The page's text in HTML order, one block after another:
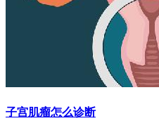
子宫肌瘤怎么诊断